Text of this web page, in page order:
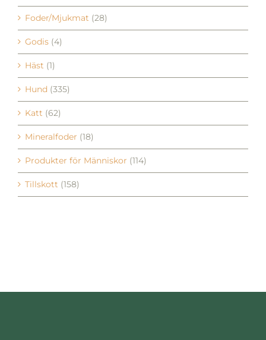
Foder/Mjukmat (28)
Godis (4)
Häst (1)
Hund (335)
Katt (62)
Mineralfoder (18)
Produkter för Människor (114)
Tillskott (158)